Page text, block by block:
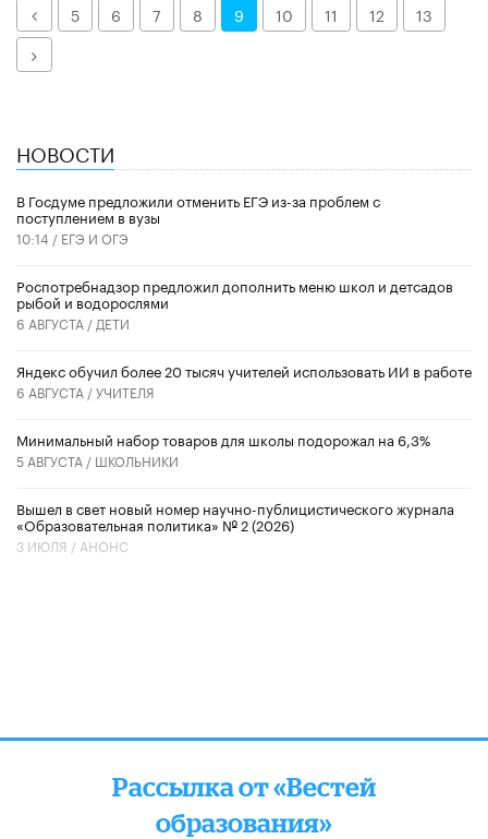
Назад
5 6 7 8 9 10 11 12
13
Далее
НОВОСТИ
В Госдуме предложили отменить ЕГЭ из-за проблем с
поступлением в вузы
10:14 / ЕГЭ И ОГЭ
Роспотребнадзор предложил дополнить меню школ и детсадов
рыбой и водорослями
6 АВГУСТА / ДЕТИ
​Яндекс обучил более 20 тысяч учителей использовать ИИ в работе
6 АВГУСТА /УЧИТЕЛЯ
Минимальный набор товаров для школы подорожал на 6,3%
5 АВГУСТА / ШКОЛЬНИКИ
Вышел в свет новый номер научно-публицистического журнала
«Образовательная политика» № 2 (2026)
3 ИЮЛЯ / АНОНС
Рассылка от «Вестей
образования»